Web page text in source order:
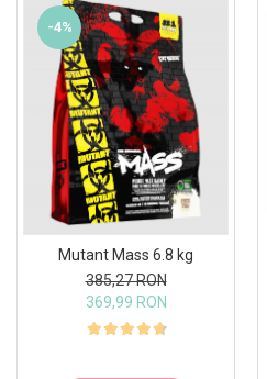
-4%
Mutant Mass 6.8 kg
385,27 RON
369,99 RON